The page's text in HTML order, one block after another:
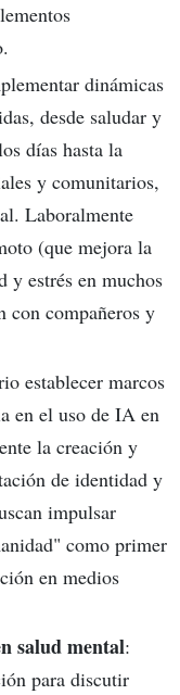
dinámicas
desde saludar y
días hasta la
y comunitarios,
Laboralmente
(que mejora la
y estrés en muchos
con compañeros y
establecer marcos
en el uso de IA en
la creación y
de identidad y
impulsar
como primer
en medios
salud mental:
para discutir